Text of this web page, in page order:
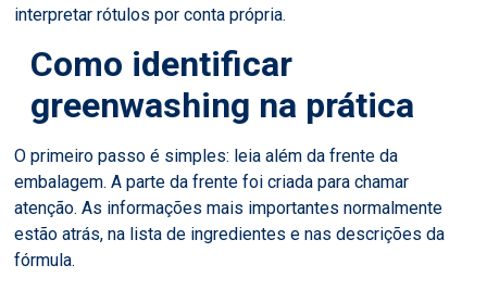
interpretar rótulos por conta própria.
Como identificar
greenwashing na prática
O primeiro passo é simples: leia além da frente da
embalagem. A parte da frente foi criada para chamar
atenção. As informações mais importantes normalmente
estão atrás, na lista de ingredientes e nas descrições da
fórmula.